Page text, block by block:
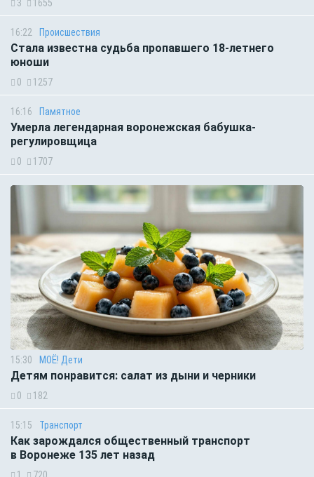
3 1655
16:22 Происшествия
Стала известна судьба пропавшего 18-летнего
юноши
0 1257
16:16 Памятное
Умерла легендарная воронежская бабушка-
регулировщица
0 1707
15:30 МОЁ! Дети
Детям понравится: салат из дыни и черники
0 182
15:15 Транспорт
Как зарождался общественный транспорт
в Воронеже 135 лет назад
1 720